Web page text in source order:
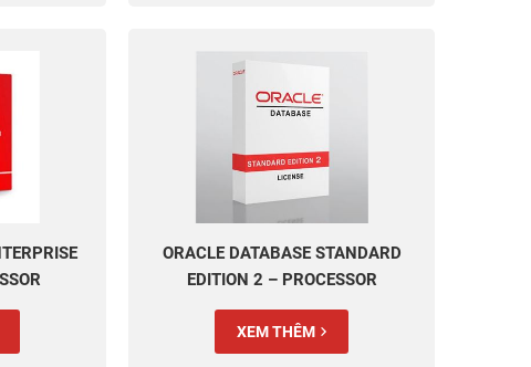
ORACLE DATABASE STANDARD
EDITION 2 – PROCESSOR
PERPETUAL
XEM THÊM